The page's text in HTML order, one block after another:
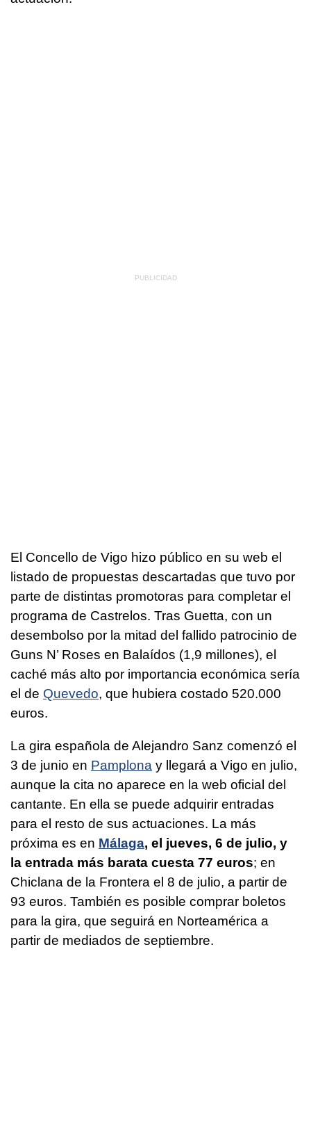
El Concello de Vigo hizo público en su web el
listado de propuestas descartadas que tuvo por
parte de distintas promotoras para completar el
programa de Castrelos. Tras Guetta, con un
desembolso por la mitad del fallido patrocinio de
Guns N’ Roses en Balaídos (1,9 millones), el
caché más alto por importancia económica sería
el de Quevedo, que hubiera costado 520.000
euros.
La gira española de Alejandro Sanz comenzó el
3 de junio en Pamplona y llegará a Vigo en julio,
aunque la cita no aparece en la web oficial del
cantante. En ella se puede adquirir entradas
para el resto de sus actuaciones. La más
próxima es en Málaga, el jueves, 6 de julio, y
la entrada más barata cuesta 77 euros; en
Chiclana de la Frontera el 8 de julio, a partir de
93 euros. También es posible comprar boletos
para la gira, que seguirá en Norteamérica a
partir de mediados de septiembre.